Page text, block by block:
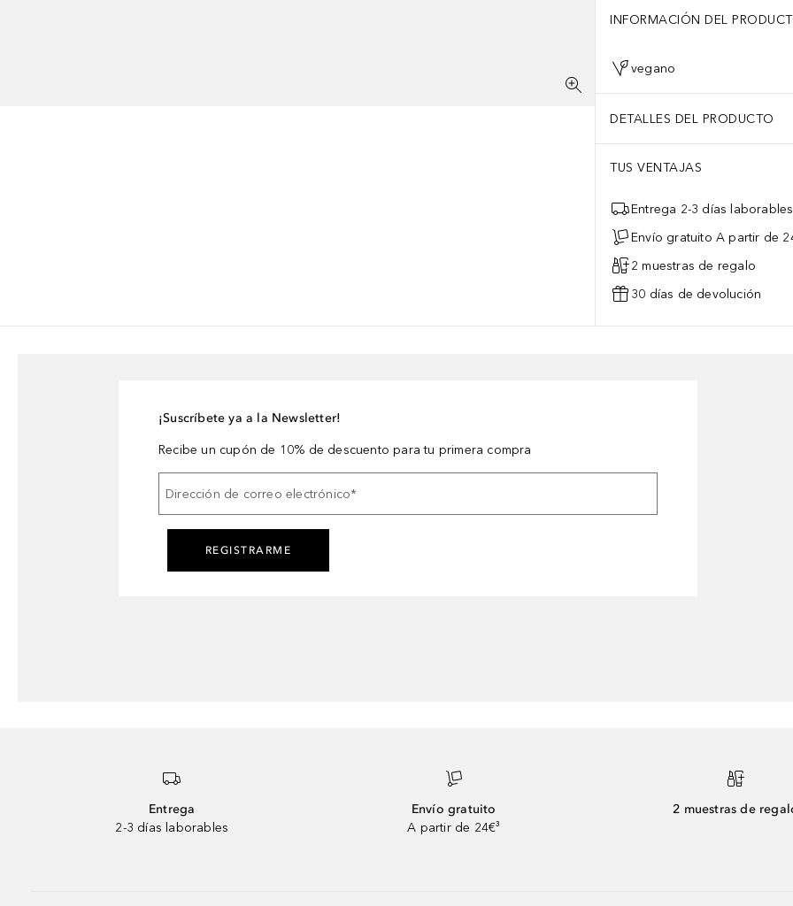
INFORMACIÓN DEL
vegano
DETALLES DEL PRODUCTO
TUS VENTAJAS
Entrega 2-3 días laborables
Envío gratuito A partir de
2 muestras de regalo
30 días de devolución
¡Suscríbete ya a la Newsletter!
Recibe un cupón de 10% de descuento para tu primera compra
Dirección de correo electrónico*
REGISTRARME
Entrega
2-3 días laborables
Envío gratuito
A partir de 24€³
2 muestras de